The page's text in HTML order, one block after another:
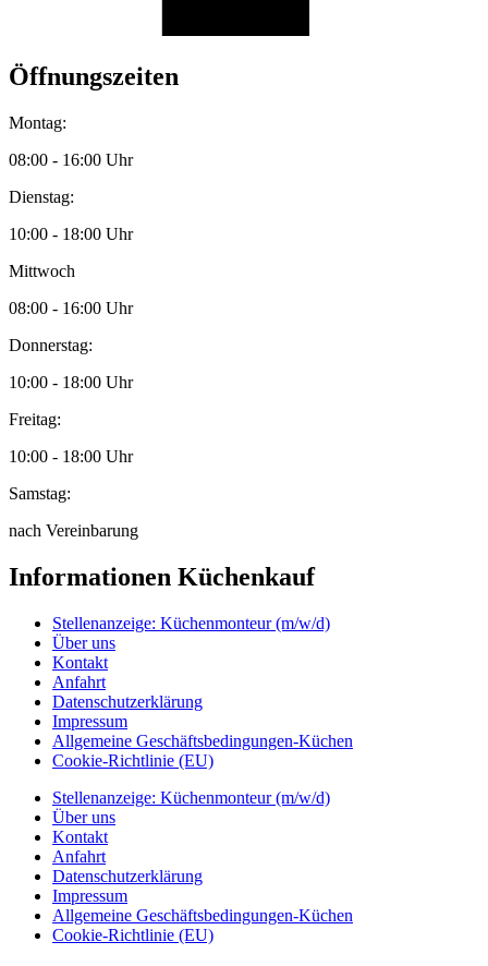
Öffnungszeiten
Montag:
08:00 - 16:00 Uhr
Dienstag:
10:00 - 18:00 Uhr
Mittwoch
08:00 - 16:00 Uhr
Donnerstag:
10:00 - 18:00 Uhr
Freitag:
10:00 - 18:00 Uhr
Samstag:
nach Vereinbarung
Informationen Küchenkauf
Stellenanzeige: Küchenmonteur (m/w/d)
Über uns
Kontakt
Anfahrt
Datenschutzerklärung
Impressum
Allgemeine Geschäftsbedingungen-Küchen
Cookie-Richtlinie (EU)
Stellenanzeige: Küchenmonteur (m/w/d)
Über uns
Kontakt
Anfahrt
Datenschutzerklärung
Impressum
Allgemeine Geschäftsbedingungen-Küchen
Cookie-Richtlinie (EU)